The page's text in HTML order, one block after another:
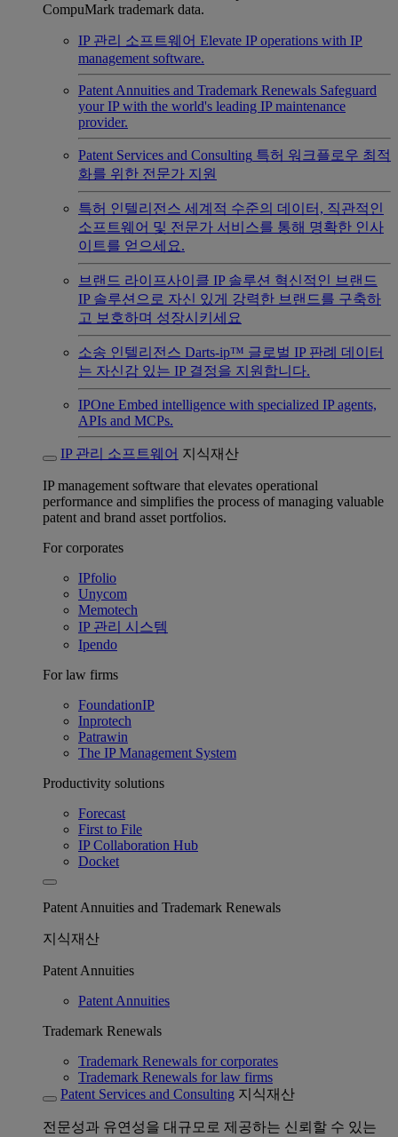
CompuMark trademark data.
IP 관리 소프트웨어 Elevate IP operations with IP
management software.
Patent Annuities and Trademark Renewals Safeguard
your IP with the world's leading IP maintenance
provider.
Patent Services and Consulting 특허 워크플로우 최적
화를 위한 전문가 지원
특허 인텔리전스 세계적 수준의 데이터, 직관적인
소프트웨어 및 전문가 서비스를 통해 명확한 인사
이트를 얻으세요.
브랜드 라이프사이클 IP 솔루션 혁신적인 브랜드
IP 솔루션으로 자신 있게 강력한 브랜드를 구축하
고 보호하며 성장시키세요
소송 인텔리전스 Darts-ip™ 글로벌 IP 판례 데이터
는 자신감 있는 IP 결정을 지원합니다.
IPOne Embed intelligence with specialized IP agents,
APIs and MCPs.
IP 관리 소프트웨어 지식재산
IP management software that elevates operational
performance and simplifies the process of managing valuable
patent and brand asset portfolios.
For corporates
IPfolio
Unycom
Memotech
IP 관리 시스템
Ipendo
For law firms
FoundationIP
Inprotech
Patrawin
The IP Management System
Productivity solutions
Forecast
First to File
IP Collaboration Hub
Docket
Patent Annuities and Trademark Renewals
지식재산
Patent Annuities
Patent Annuities
Trademark Renewals
Trademark Renewals for corporates
Trademark Renewals for law firms
Patent Services and Consulting 지식재산
전문성과 유연성을 대규모로 제공하는 신뢰할 수 있는